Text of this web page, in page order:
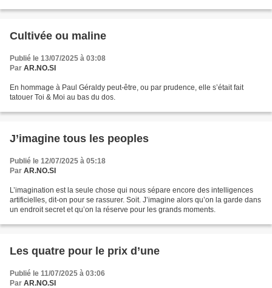
Cultivée ou maline
Publié le 13/07/2025 à 03:08
Par AR.NO.SI
En hommage à Paul Géraldy peut-être, ou par prudence, elle s’était fait
tatouer Toi & Moi au bas du dos.
J’imagine tous les peoples
Publié le 12/07/2025 à 05:18
Par AR.NO.SI
L’imagination est la seule chose qui nous sépare encore des intelligences
artificielles, dit-on pour se rassurer. Soit. J’imagine alors qu’on la garde dans
un endroit secret et qu’on la réserve pour les grands moments.
Les quatre pour le prix d’une
Publié le 11/07/2025 à 03:06
Par AR.NO.SI